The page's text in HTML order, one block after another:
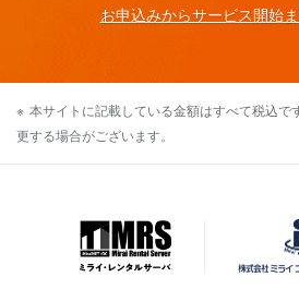
お申込みからサービス開始
本サイトに記載している金額はすべて税込で
更する場合がございます。